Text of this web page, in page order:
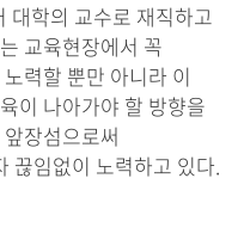
대학의 교수로 재직하고
교육현장에서 꼭
력할 뿐만 아니라 이
이 나아가야 할 방향을
장섬으로써
끊임없이 노력하고 있다.